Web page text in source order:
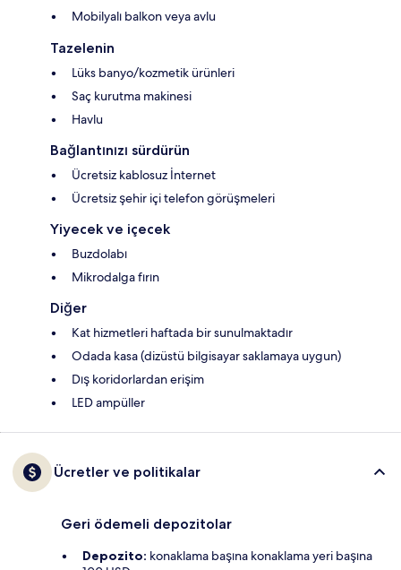
Mobilyalı balkon veya avlu
Tazelenin
Lüks banyo/kozmetik ürünleri
Saç kurutma makinesi
Havlu
Bağlantınızı sürdürün
Ücretsiz kablosuz İnternet
Ücretsiz şehir içi telefon görüşmeleri
Yiyecek ve içecek
Buzdolabı
Mikrodalga fırın
Diğer
Kat hizmetleri haftada bir sunulmaktadır
Odada kasa (dizüstü bilgisayar saklamaya uygun)
Dış koridorlardan erişim
LED ampüller
Ücretler ve politikalar
Geri ödemeli depozitolar
Depozito: konaklama başına konaklama yeri başına